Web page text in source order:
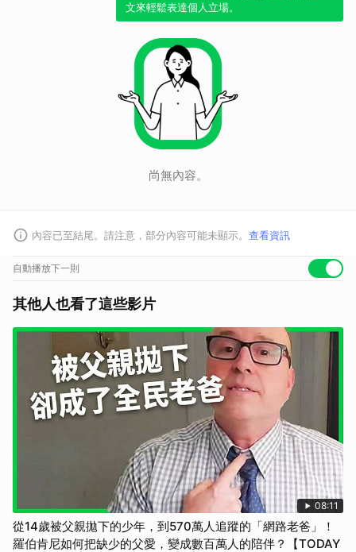
文來輕鬆表達個人立場。
尚無內容。
內容已至結尾。請注意，部分內容可能未顯示。 查看資訊
自動播放下一則
其他人也看了這些影片
08:11
從14歲被父親拋下的少年，到570萬人追蹤的「網路老爸」！
羅伯肯尼如何把缺少的父愛，變成數百萬人的陪伴？【TODAY